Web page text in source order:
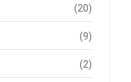
(20)
(9)
(2)